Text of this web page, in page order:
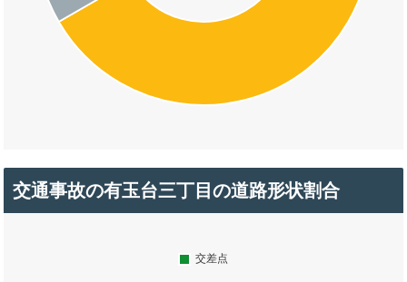
交通事故の有玉台三丁目の道路形状割合